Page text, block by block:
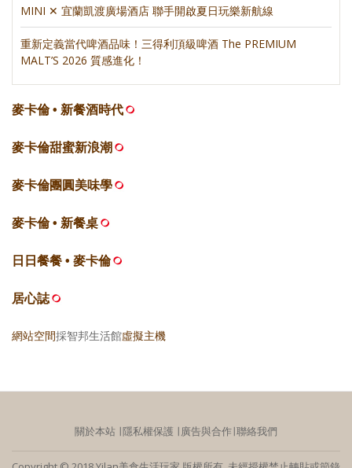
MINI ✕ 宜蘭凱渡廣場酒店 聯手開啟夏日玩樂新航線
重新定義當代啤酒品味！三得利頂級啤酒 The PREMIUM
MALT’S 2026 質感進化！
麥卡倫 • 新餐酒時代
麥卡倫甜蜜新浪潮
麥卡倫團圓美味學
麥卡倫 • 新餐桌
日日餐餐 • 麥卡倫
居心誌
網站空間採智邦生活館虛擬主機
關於本站 ∣隱私權保護 ∣廣告與合作∣聯絡我們